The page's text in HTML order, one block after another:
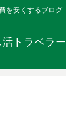
を安くするブログ
トラベラー